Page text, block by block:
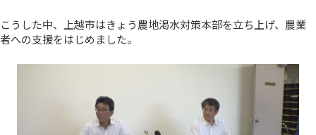
こうした中、上越市はきょう農地渇水対策本部を立ち上げ、農業
者への支援をはじめました。